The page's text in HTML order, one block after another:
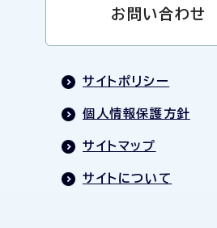
お問い合わせ
サイトポリシー
個人情報保護方針
サイトマップ
サイトについて